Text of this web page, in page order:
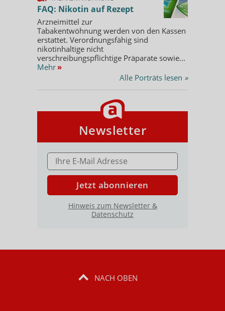
FAQ: Nikotin auf Rezept
Arzneimittel zur
Tabakentwöhnung werden von den Kassen
erstattet. Verordnungsfähig sind
nikotinhaltige nicht
verschreibungspflichtige Präparate sowie...
Mehr »
Alle Porträts lesen »
Newsletter
E-MAIL ADRESSE
Jetzt abonnieren
Hinweis zum Newsletter &
Datenschutz
NACH OBEN